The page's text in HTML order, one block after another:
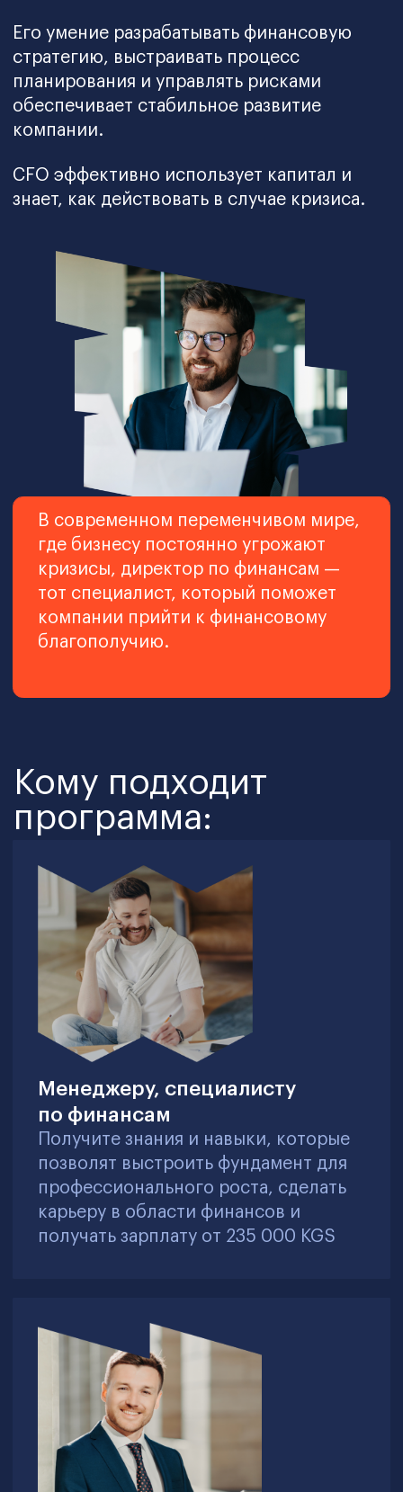
Финансовому директору,
Систематизируйте и актуализируйте
свои знания по управлению
финансами и отработайте их на
Собственнику бизнеса,
предпринимателю
Научитесь понимать финансовую
разберитесь в решении финансовых
задач
Внедрение системы бюджетного
контроля с четко определёнными
ролями центров финансовой
ответственности (ЦФО),
использование план/факт анализа и
факторного анализа для выявления
отклонений и корректировки
расходов
Какие проблемы вы
решите на курсе?
Низкая прозрачность и контроль
исполнения бюджета приводят к
финансовым потерям и рискам
превышения затрат
Отсутствие адаптивного
бюджетирования снижает гибкость
финансового управления в условиях
нестабильности рынка
Использование скользящего
бюджетирования (rolling forecast) и
сценарного моделирования («what-
if» анализ) для оперативного
Внедрение политики управления
дебиторкой и кредиторкой,
построение платежных календарей и
автоматизация блокировок платежей
с помощью ERP-систем для
Неэффективное управление
дебиторской и кредиторской
задолженностью вызывает кассовые
разрывы и ухудшение ликвидности